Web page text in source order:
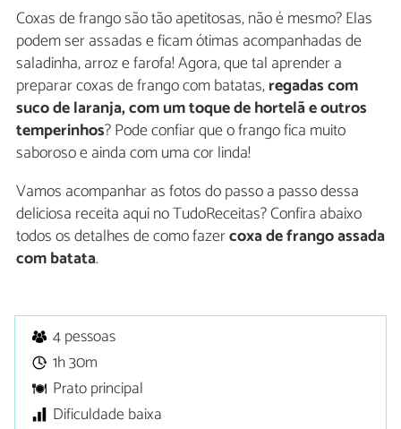
Coxas de frango são tão apetitosas, não é mesmo? Elas
podem ser assadas e ficam ótimas acompanhadas de
saladinha, arroz e farofa! Agora, que tal aprender a
preparar coxas de frango com batatas,regadas com
suco de laranja, com um toque de hortelã e outros
temperinhos? Pode confiar que o frango fica muito
saboroso e ainda com uma cor linda!
Vamos acompanhar as fotos do passo a passo dessa
deliciosa receita aqui no TudoReceitas? Confira abaixo
todos os detalhes de como fazercoxa de frango assada
com batata.
4 pessoas
1h 30m
Prato principal
Dificuldade baixa